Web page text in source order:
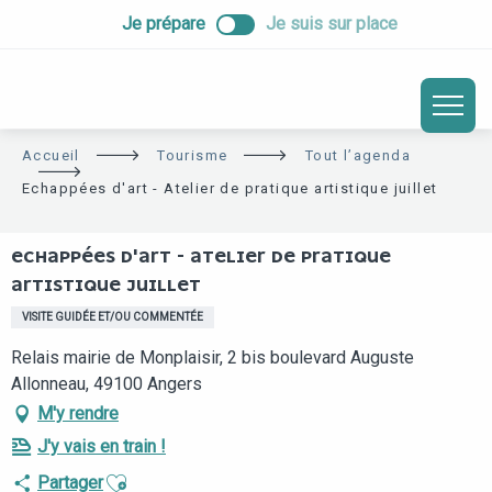
Je prépare Je suis sur place
Accueil Tourisme
Tout l’agenda
Echappées d'art - Atelier de pratique artistique juillet
ECHAPPÉES D'ART - ATELIER DE PRATIQUE
ARTISTIQUE JUILLET
VISITE GUIDÉE ET/OU COMMENTÉE
Relais mairie de Monplaisir, 2 bis boulevard Auguste
Allonneau, 49100 Angers
M'y rendre
J'y vais en train !
PartagerAjouter aux favoris